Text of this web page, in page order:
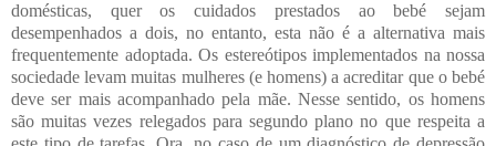
domésticas, quer os cuidados prestados ao bebé sejam
desempenhados a dois, no entanto, esta não é a alternativa mais
frequentemente adoptada. Os estereótipos implementados na nossa
sociedade levam muitas mulheres (e homens) a acreditar que o bebé
deve ser mais acompanhado pela mãe. Nesse sentido, os homens
são muitas vezes relegados para segundo plano no que respeita a